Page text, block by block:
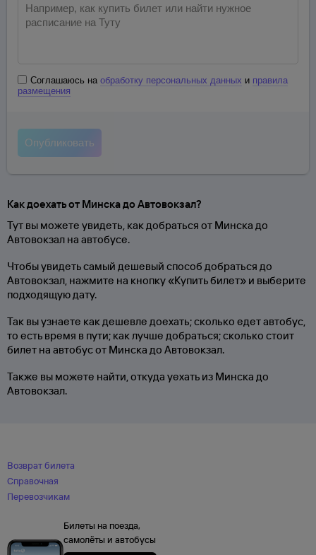
Соглашаюсь на обработку персональных данных и правила
размещения
Как доехать от Минска до Автовокзал?
Тут вы можете увидеть, как добраться от Минска до
Автовокзал на автобусе.
Чтобы увидеть самый дешевый способ добраться до
Автовокзал, нажмите на кнопку «Купить билет» и выберите
подходящую дату.
Так вы узнаете как дешевле доехать; сколько едет автобус,
то есть время в пути; как лучше добраться; сколько стоит
билет на автобус от Минска до Автовокзал.
Также вы можете найти, откуда уехать из Минска до
Автовокзал.
Возврат билета
Справочная
Перевозчикам
Билеты на поезда,
самолёты и автобусы